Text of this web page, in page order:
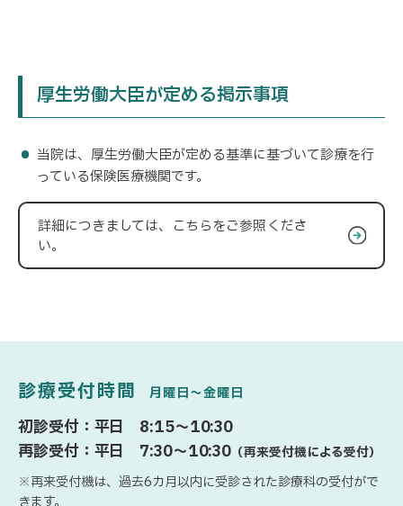
厚生労働大臣が定める掲示事項
当院は、厚生労働大臣が定める基準に基づいて診療を行
っている保険医療機関です。
詳細につきましては、こちらをご参照くださ
い。
診療受付時間 月曜日〜金曜日
初診受付：平日 8:15〜10:30
再診受付：平日 7:30〜10:30 （再来受付機による受付）
※再来受付機は、過去6カ月以内に受診された診療科の受付がで
きます。